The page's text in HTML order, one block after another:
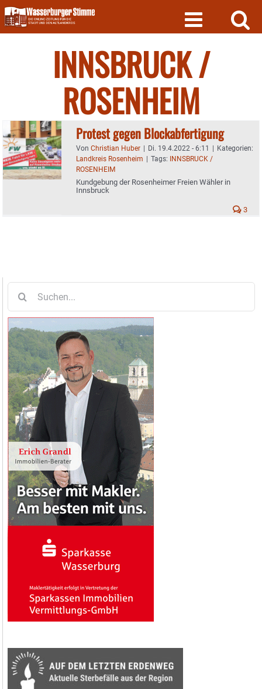
Skip
to
content
INNSBRUCK /
ROSENHEIM
Protest gegen Blockabfertigung
Von Christian Huber | Di. 19.4.2022 - 6:11 | Kategorien:
Landkreis Rosenheim | Tags: INNSBRUCK /
ROSENHEIM
Kundgebung der Rosenheimer Freien Wähler in
Innsbruck
3
nach: